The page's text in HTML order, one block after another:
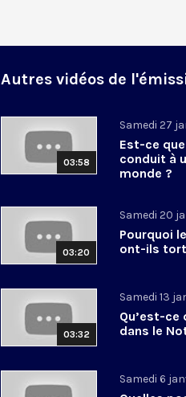
Autres vidéos de
03:58
Samedi 27
Est-ce
conduit à
monde ?
03:20
Samedi 20
Pourquoi
ont-ils
03:32
Samedi 13
Qu’est-ce
dans le
Samedi 6